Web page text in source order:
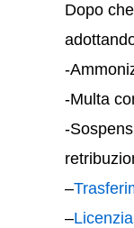
Dopo
-
-Multa
-
–
–